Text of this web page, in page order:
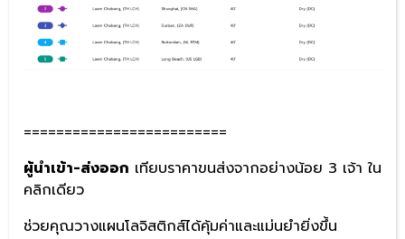
=========================
ผู้นำเข้า-ส่งออก เทียบราคาขนส่งจากอย่างน้อย 3 เจ้า ใน
คลิกเดียว
ช่วยคุณวางแผนโลจิสติกส์ได้คุ้มค่าและแม่นยำยิ่งขึ้น